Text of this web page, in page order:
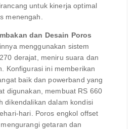
untuk kinerja optimal
menengah.
dan Desain Poros
menggunakan sistem
derajat, meniru suara dan
Konfigurasi ini memberikan
baik dan powerband yang
digunakan, membuat RS 660
dikendalikan dalam kondisi
hari. Poros engkol offset
getaran dan